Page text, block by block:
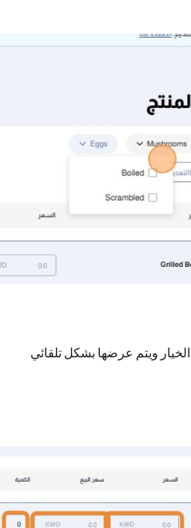
ويتم عرضها بشكل تلقائي